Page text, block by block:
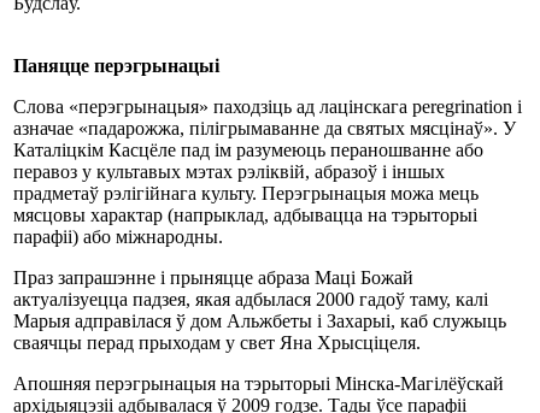
Паняцце перэгрынацыі
Слова «перэгрынацыя» паходзіць ад лацінскага peregrination і
азначае «падарожжа, пілігрымаванне да святых мясцінаў». У
Каталіцкім Касцёле пад ім разумеюць пераношванне або
перавоз у культавых мэтах рэліквій, абразоў і іншых
прадметаў рэлігійнага культу. Перэгрынацыя можа мець
мясцовы характар (напрыклад, адбывацца на тэрыторыі
парафіі) або міжнародны.
Праз запрашэнне і прыняцце абраза Маці Божай
актуалізуецца падзея, якая адбылася 2000 гадоў таму, калі
Марыя адправілася ў дом Альжбеты і Захарыі, каб служыць
сваячцы перад прыходам у свет Яна Хрысціцеля.
Апошняя перэгрынацыя на тэрыторыі Мінска-Магілёўскай
архідыяцэзіі адбывалася ў 2009 годзе. Тады ўсе парафіі